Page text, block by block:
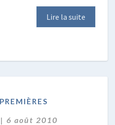
Lire la suite
PREMIÈRES
| 6 août 2010